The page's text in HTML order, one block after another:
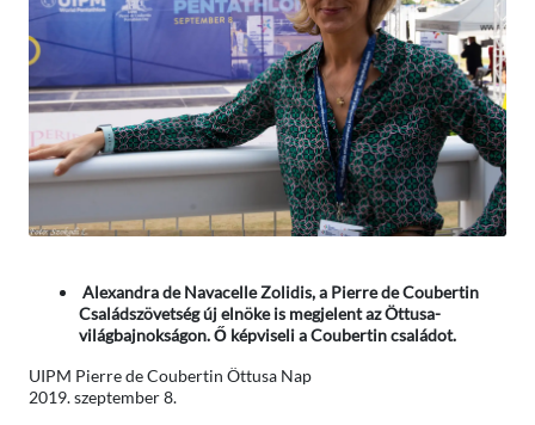
Alexandra de Navacelle Zolidis, a Pierre de Coubertin
Családszövetség új elnöke is megjelent az Öttusa-
világbajnokságon. Ő képviseli a Coubertin családot.
UIPM Pierre de Coubertin Öttusa Nap
2019. szeptember 8.